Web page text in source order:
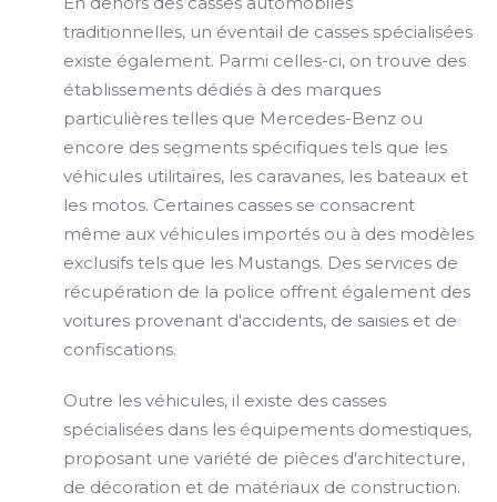
traditionnelles, un éventail de casses spécialisées
existe également. Parmi celles-ci, on trouve des
établissements dédiés à des marques
particulières telles que Mercedes-Benz ou
encore des segments spécifiques tels que les
véhicules utilitaires, les caravanes, les bateaux et
les motos. Certaines casses se consacrent
même aux véhicules importés ou à des modèles
exclusifs tels que les Mustangs. Des services de
récupération de la police offrent également des
voitures provenant d'accidents, de saisies et de
confiscations.
Outre les véhicules, il existe des casses
spécialisées dans les équipements domestiques,
proposant une variété de pièces d'architecture,
de décoration et de matériaux de construction.